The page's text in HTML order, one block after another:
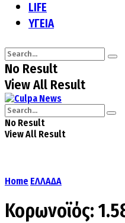
LIFE
ΥΓΕΙΑ
No Result
View All Result
No Result
View All Result
Home ΕΛΛΑΔΑ
Κορωνοϊός: